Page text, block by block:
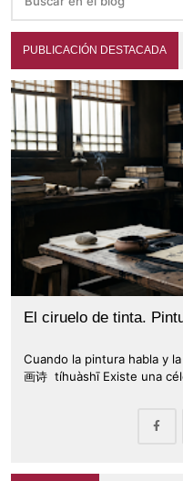
PUBLICACIÓN DESTACADA
El ciruelo de tinta.
Cuando la pintura habla y
画诗 tíhuàshī Existe una